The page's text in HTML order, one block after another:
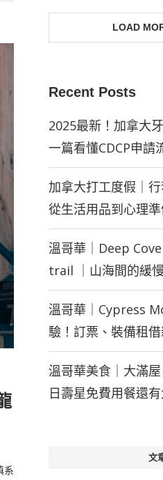
系
LOAD
Recent Posts
2025最新！加拿大
一篇看懂CDCP申請
加拿大打工度假｜行
從生活用品到心理準
溫哥華｜Deep
trail ｜山海間的緩
溫哥華｜Cypress
驗！訂票、裝備租借
溫哥華美食｜大滿
日壽星免費用餐還有
文